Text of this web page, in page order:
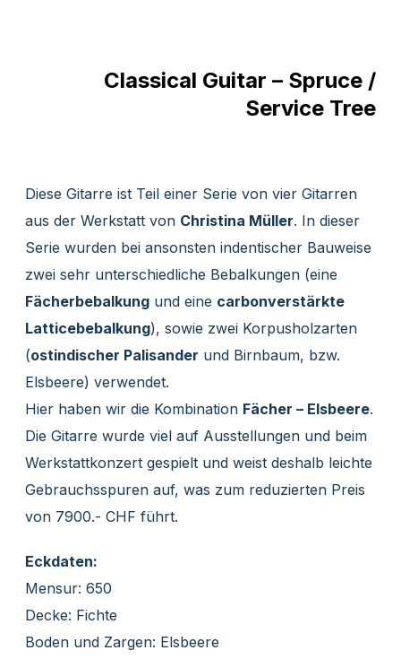
Classical Guitar – Spruce /
Service Tree
Diese Gitarre ist Teil einer Serie von vier Gitarren
aus der Werkstatt von Christina Müller. In dieser
Serie wurden bei ansonsten indentischer Bauweise
zwei sehr unterschiedliche Bebalkungen (eine
Fächerbebalkungund eine carbonverstärkte
Latticebebalkung), sowie zwei Korpusholzarten
(ostindischer Palisander und Birnbaum, bzw.
Elsbeere) verwendet.
Hier haben wir die Kombination Fächer – Elsbeere.
Die Gitarre wurde viel auf Ausstellungen und beim
Werkstattkonzert gespielt und weist deshalb leichte
Gebrauchsspuren auf, was zum reduzierten Preis
von 7900.- CHF führt.
Eckdaten:
Mensur: 650
Decke: Fichte
Boden und Zargen: Elsbeere